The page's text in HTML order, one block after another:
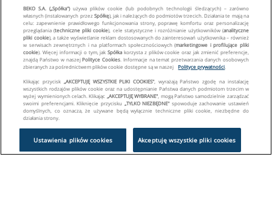
BEKO S.A. („Spółka")używa plików cookie (lub podobnych technologii śledzących) – zarówno
własnych (instalowanych przezSpółkę), jak i należących do podmiotów trzecich. Działania te mają na
celu: zapewnienie prawidłowego funkcjonowania strony, poprawę komfortu oraz personalizację
przeglądania (techniczne pliki cookie), cele statystyczne i rozróżnianie użytkowników (analityczne
pliki cookie), a także wyświetlanie reklam dostosowanych do zainteresowań użytkownika – również
w serwisach zewnętrznych i na platformach społecznościowych (marketingowe i profilujące pliki
cookie). Więcej informacji o tym, jakSpółka korzysta z plików cookie oraz jak zmienić preferencje,
znajdą Państwo w naszejPolityce Cookies . Informacje na temat przetwarzania danych osobowych
zbieranych za pośrednictwem plików cookie dostępne są w naszej
Polityce prywatności
Klikając przycisk „AKCEPTUJĘ WSZYSTKIE PLIKI COOKIES" , wyrażają Państwo zgodę na instalację
wszystkich rodzajów plików cookie oraz na udostępnianie Państwa danych podmiotom trzecim w
wyżej wymienionych celach. Klikając „AKCEPTUJĘ WYBRANE" , mogą Państwo samodzielnie zarządzać
swoimi preferencjami. Kliknięcie przycisku „TYLKO NIEZBĘDNE" spowoduje zachowanie ustawień
domyślnych, co oznacza, że używane będą wyłącznie techniczne pliki cookie, niezbędne do
działania strony.
Ustawienia plików cookies Akceptuję wszystkie pliki cookies